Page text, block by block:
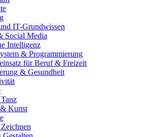
IT-Grundwissen
Social Media
Intelligenz
& Programmierung
für Beruf & Freizeit
& Gesundheit
Kunst